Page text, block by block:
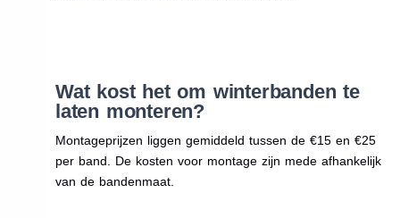
Wat kost het om winterbanden te
laten monteren?
Montageprijzen liggen gemiddeld tussen de €15 en €25
per band. De kosten voor montage zijn mede afhankelijk
van de bandenmaat.